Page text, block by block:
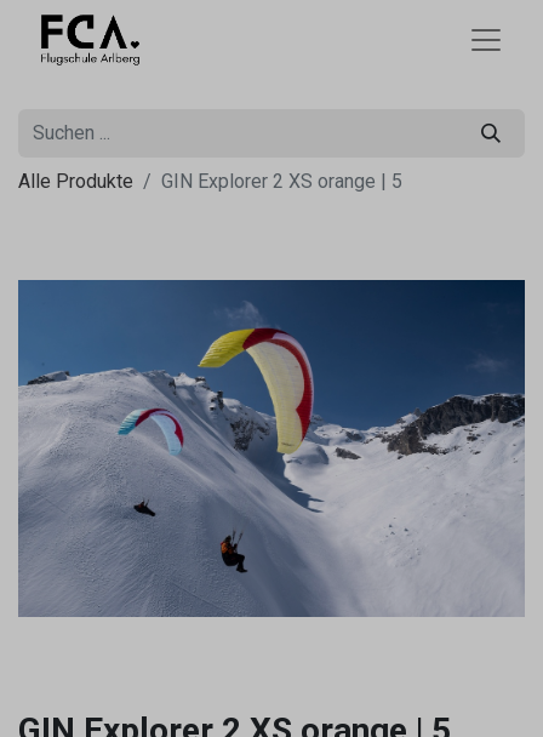
Alle Produkte GIN Explorer 2 XS orange | 5